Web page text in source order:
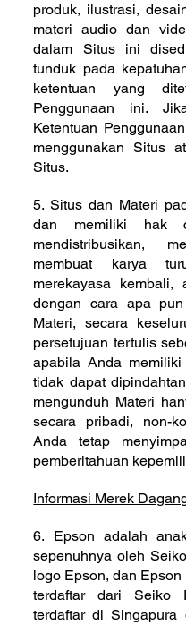
produk, ilustrasi,
materi audio dan
dalam Situs ini
tunduk pada
ketentuan yang
Penggunaan ini.
Ketentuan
menggunakan Situs
Situs.
5. Situs dan Materi
dan memiliki hak
mendistribusikan,
membuat karya
merekayasa kembali,
dengan cara apa
Materi, secara
persetujuan tertulis
apabila Anda memiliki
tidak dapat
mengunduh Materi
secara pribadi, non-
Anda tetap
pemberitahuan
Informasi Merek
6. Epson adalah
sepenuhnya oleh
logo Epson, dan
terdaftar dari Seiko
terdaftar di Singapura